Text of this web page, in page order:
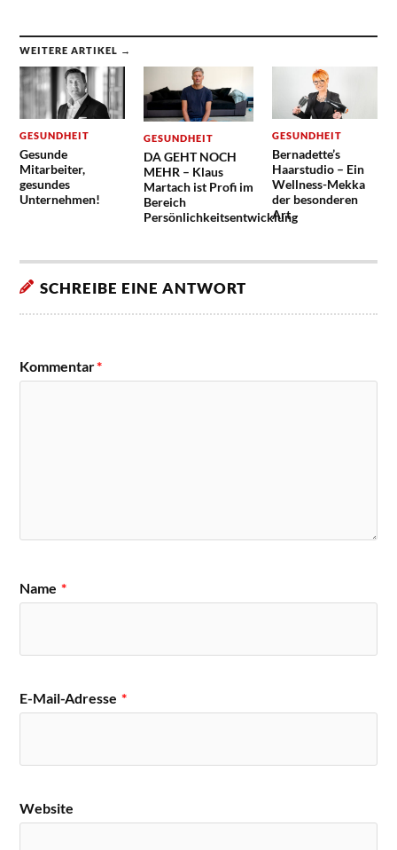
WEITERE ARTIKEL →
GESUNDHEIT
Gesunde
Mitarbeiter,
gesundes
Unternehmen!
GESUNDHEIT
DA GEHT NOCH
MEHR – Klaus
Martach ist Profi im
Bereich
Persönlichkeitsentwicklung
GESUNDHEIT
Bernadette’s
Haarstudio – Ein
Wellness-Mekka
der besonderen
Art
SCHREIBE EINE ANTWORT
Kommentar*
Name *
E-Mail-Adresse *
Website